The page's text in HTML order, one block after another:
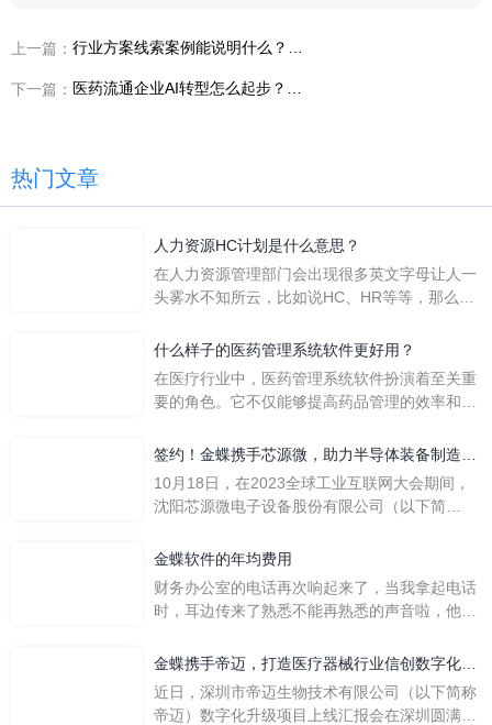
上一篇：
下一篇：
热门文章
人力资源HC计划是什么意思？
在人力资源管理部门会出现很多英文字母让人一
头雾水不知所云，比如说HC、HR等等，那么它
么呢？
什么样子的医药管理系统软件更好用？
在医疗行业中，医药管理系统软件扮演着至关重
要的角色。它不仅能够提高药品管理的效率和准
一个好用的医药管理系统软件应具备以下特点。
地进行操作。 复杂的
签约！金蝶携手芯源微，助力半导体装备制造领
先企业迈向世界
10月18日，在2023全球工业互联网大会期间，
沈阳芯源微电子设备股份有限公司（以下简
下简称“金蝶”）在辽宁沈阳签署战略合作协议。
营管控平台，从而实现公司产研一体化、业财一
体化，提升公司整体业务水平。
金蝶软件的年均费用
财务办公室的电话再次响起来了，当我拿起电话
时，耳边传来了熟悉不能再熟悉的声音啦，他就
软件过程中遇到任何问题，我都可以获得金蝶服
一年的使用时间已经到了。我们公司用的是金蝶
金蝶携手帝迈，打造医疗器械行业信创数字化标
杆
近日，深圳市帝迈生物技术有限公司（以下简称
帝迈）数字化升级项目上线汇报会在深圳圆满召